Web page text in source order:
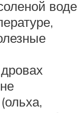
воде